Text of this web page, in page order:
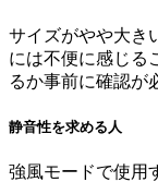
サイズがやや大き
には不便に感じる
るか事前に確認が
静音性を求める人
強風モードで使用